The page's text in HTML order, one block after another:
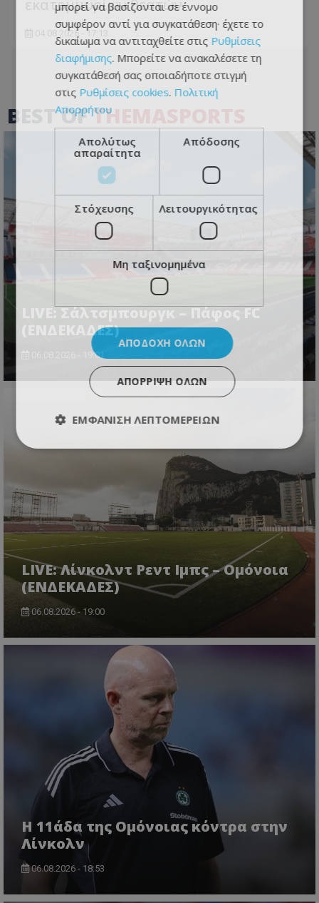
εκατομμυρίων θεατών
04.08.2026 - 17:13
BEST OFTHEMASPORTS
LIVE: Σάλτσμπουργκ – Πάφος FC
(ΕΝΔΕΚΑΔΕΣ)
06.08.2026 - 19:01
LIVE: Λίνκολντ Ρεντ Ιμπς – Ομόνοια
(ΕΝΔΕΚΑΔΕΣ)
06.08.2026 - 19:00
Η 11άδα της Ομόνοιας κόντρα στην
Λίνκολν
06.08.2026 - 18:53
μπορεί να βασίζονται σε έννομο
συμφέρον αντί για συγκατάθεση· έχετε το
δικαίωμα να αντιταχθείτε στις Ρυθμίσεις
διαφήμισης. Μπορείτε να ανακαλέσετε τη
συγκατάθεσή σας οποιαδήποτε στιγμή
στις Ρυθμίσεις cookies. Πολιτική
Απορρήτου
Απολύτως
απαραίτητα
Απόδοσης
Στόχευσης Λειτουργικότητας
Μη ταξινομημένα
ΑΠΟΔΟΧΉ ΌΛΩΝ
ΑΠΌΡΡΙΨΗ ΌΛΩΝ
ΕΜΦΆΝΙΣΗ ΛΕΠΤΟΜΕΡΕΙΏΝ